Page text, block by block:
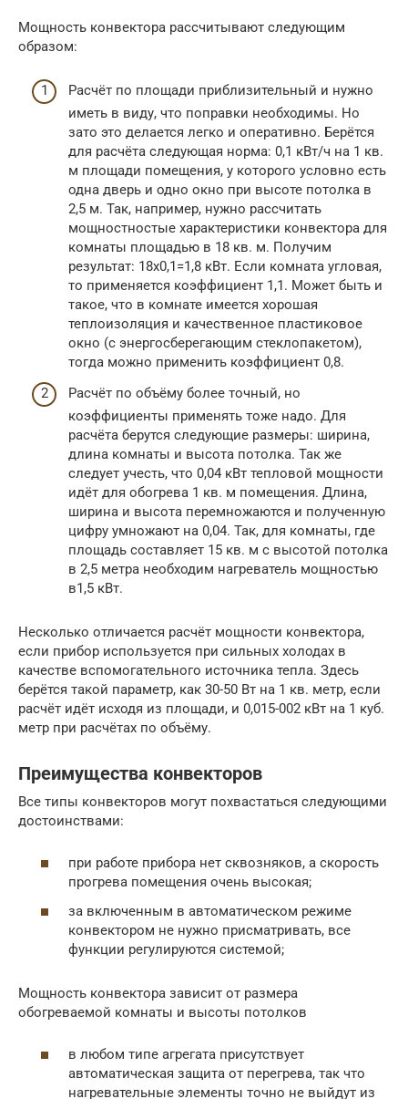
Мощность конвектора рассчитывают следующим
образом:
Расчёт по площади приблизительный и нужно
иметь в виду, что поправки необходимы. Но
зато это делается легко и оперативно. Берётся
для расчёта следующая норма: 0,1 кВт/ч на 1 кв.
м площади помещения, у которого условно есть
одна дверь и одно окно при высоте потолка в
2,5 м. Так, например, нужно рассчитать
мощностностые характеристики конвектора для
комнаты площадью в 18 кв. м. Получим
результат: 18х0,1=1,8 кВт. Если комната угловая,
то применяется коэффициент 1,1. Может быть и
такое, что в комнате имеется хорошая
теплоизоляция и качественное пластиковое
окно (с энергосберегающим стеклопакетом),
тогда можно применить коэффициент 0,8.
Расчёт по объёму более точный, но
коэффициенты применять тоже надо. Для
расчёта берутся следующие размеры: ширина,
длина комнаты и высота потолка. Так же
следует учесть, что 0,04 кВт тепловой мощности
идёт для обогрева 1 кв. м помещения. Длина,
ширина и высота перемножаются и полученную
цифру умножают на 0,04. Так, для комнаты, где
площадь составляет 15 кв. м с высотой потолка
в 2,5 метра необходим нагреватель мощностью
в1,5 кВт.
Несколько отличается расчёт мощности конвектора,
если прибор используется при сильных холодах в
качестве вспомогательного источника тепла. Здесь
берётся такой параметр, как 30-50 Вт на 1 кв. метр, если
расчёт идёт исходя из площади, и 0,015-002 кВт на 1 куб.
метр при расчётах по объёму.
Преимущества конвекторов
Все типы конвекторов могут похвастаться следующими
достоинствами:
при работе прибора нет сквозняков, а скорость
прогрева помещения очень высокая;
за включенным в автоматическом режиме
конвектором не нужно присматривать, все
функции регулируются системой;
Мощность конвектора зависит от размера
обогреваемой комнаты и высоты потолков
в любом типе агрегата присутствует
автоматическая защита от перегрева, так что
нагревательные элементы точно не выйдут из